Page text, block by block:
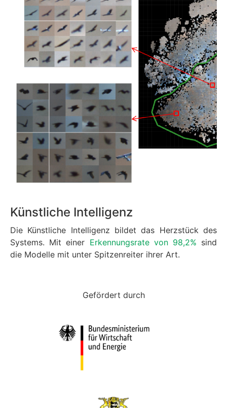
Künstliche Intelligenz
Die Künstliche Intelligenz bildet das Herzstück des
Systems. Mit einer Erkennungsrate von 98,2% sind
die Modelle mit unter Spitzenreiter ihrer Art.
Gefördert durch